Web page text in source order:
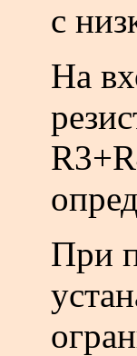
с
На
При